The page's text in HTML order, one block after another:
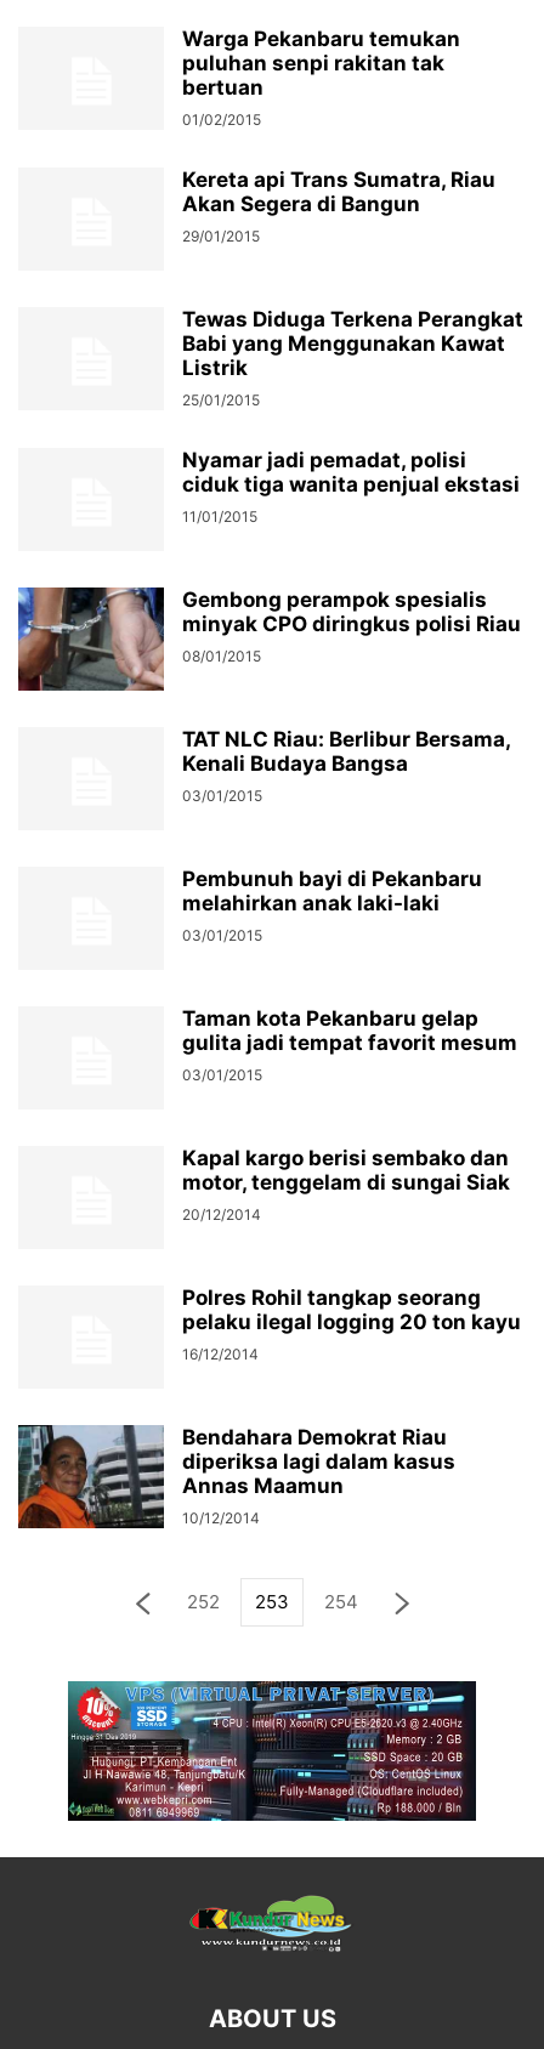
Warga Pekanbaru temukan
puluhan senpi rakitan tak
bertuan
01/02/2015
Kereta api Trans Sumatra, Riau
Akan Segera di Bangun
29/01/2015
Tewas Diduga Terkena Perangkat
Babi yang Menggunakan Kawat
Listrik
25/01/2015
Nyamar jadi pemadat, polisi
ciduk tiga wanita penjual ekstasi
11/01/2015
Gembong perampok spesialis
minyak CPO diringkus polisi Riau
08/01/2015
TAT NLC Riau: Berlibur Bersama,
Kenali Budaya Bangsa
03/01/2015
Pembunuh bayi di Pekanbaru
melahirkan anak laki-laki
03/01/2015
Taman kota Pekanbaru gelap
gulita jadi tempat favorit mesum
03/01/2015
Kapal kargo berisi sembako dan
motor, tenggelam di sungai Siak
20/12/2014
Polres Rohil tangkap seorang
pelaku ilegal logging 20 ton kayu
16/12/2014
Bendahara Demokrat Riau
diperiksa lagi dalam kasus
Annas Maamun
10/12/2014
252 253 254
ABOUT US